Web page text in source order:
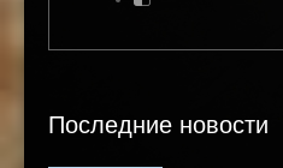
Последние новости